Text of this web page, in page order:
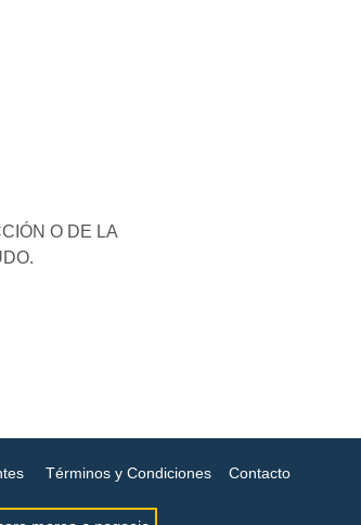
O DE LA
Términos y Condiciones Contacto